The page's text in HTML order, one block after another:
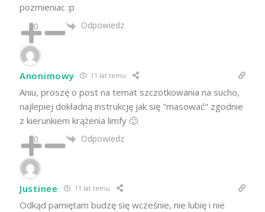
pozmieniac :p
0 Odpowiedz
Anonimowy 11 lat temu
Aniu, proszę o post na temat szczotkowania na sucho,
najlepiej dokładną instrukcję jak się "masować" zgodnie
z kierunkiem krążenia limfy 🙂
0 Odpowiedz
Justinee 11 lat temu
Odkąd pamiętam budzę się wcześnie, nie lubię i nie